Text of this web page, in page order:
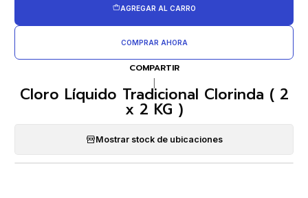
AGREGAR AL CARRO
COMPRAR AHORA
COMPARTIR
Cloro Líquido Tradicional Clorinda ( 2
x 2 KG )
Mostrar stock de ubicaciones